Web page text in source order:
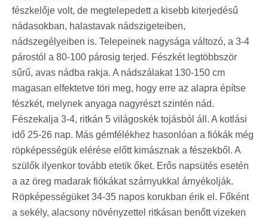
fészkelője volt, de megtelepedett a kisebb kiterjedésű
nádasokban, halastavak nádszigeteiben,
nádszegélyeiben is. Telepeinek nagysága változó, a 3-4
párostól a 80-100 párosig terjed. Fészkét legtöbbször
sűrű, avas nádba rakja. A nádszálakat 130-150 cm
magasan elfektetve töri meg, hogy erre az alapra építse
fészkét, melynek anyaga nagyrészt szintén nád.
Fészekalja 3-4, ritkán 5 világoskék tojásból áll. A kotlási
idő 25-26 nap. Más gémfélékhez hasonlóan a fiókák még
röpképességük elérése előtt kimásznak a fészekből. A
szülők ilyenkor tovább etetik őket. Erős napsütés esetén
a az öreg madarak fiókákat szárnyukkal árnyékolják.
Röpképességüket 34-35 napos korukban érik el. Főként
a sekély, alacsony növényzettel ritkásan benőtt vizeken